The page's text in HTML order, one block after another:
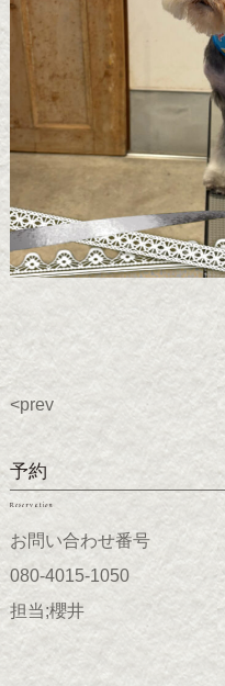
<prev
予約
Reservation
お問い合わせ番号
080-4015-1050
担当;櫻井